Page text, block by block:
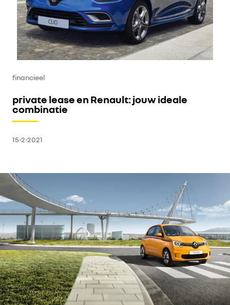
financieel
private lease en Renault: jouw ideale
combinatie
15-2-2021